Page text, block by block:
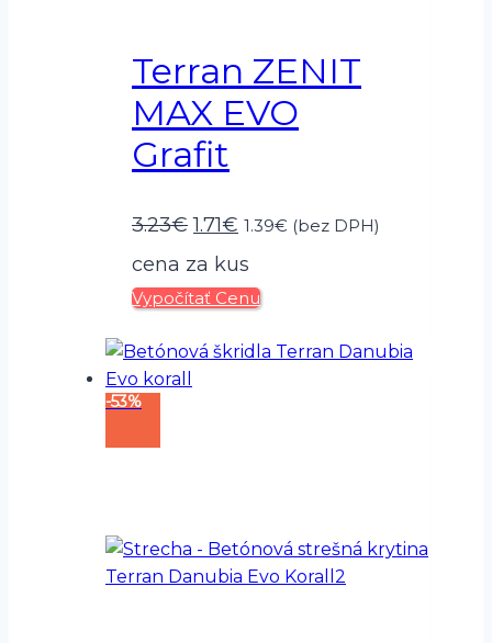
Terran ZENIT
MAX EVO
Grafit
3.23€Pôvodná
cena
bola:
3.23€.
1.71€ Aktuálna
cena
je:
1.71€.
1.39€ (bez DPH)
cena za kus
Vypočítať Cenu
-53%